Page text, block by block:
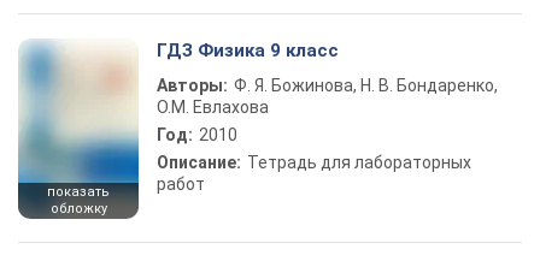
показать
обложку
ГДЗ Физика 9 класс
Авторы: Ф. Я. Божинова, Н. В. Бондаренко,
О.М. Евлахова
Год: 2010
Описание: Тетрадь для лабораторных
работ